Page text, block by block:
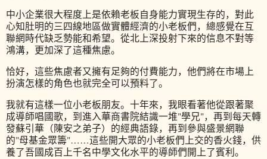
中小企業很大程度上是依賴老板自身能力實現生存的，對此
心知肚明的三四線地區做實體經濟的小老板們，總感覺在互
聯網時代缺乏勢能和希望。從北上深投射下來的信息不對等
鴻溝，更加深了這種焦慮。
恰好，這些焦慮者又擁有足夠的付費能力，他們將在市場上
扮演怎樣的角色也就完全可以預料了。
我就有這樣一位小老板朋友。十年來，我眼看著他從跟著聚
成導師唱國歌，到進入華商書院結識一堆"學兄"，再到每天轉
發蘇引華（陳安之弟子）的經典語錄，再到參與盛景網聯
的"母基金眾籌"……這些開大眾的小老板們上交的香火錢，供
養了吾國成百上千名中學文化水平的導師們開上了賓利。